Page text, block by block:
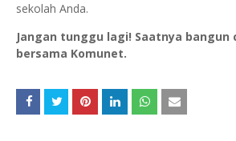
sekolah Anda.
Jangan tunggu lagi! Saatnya bangun
bersama Komunet.